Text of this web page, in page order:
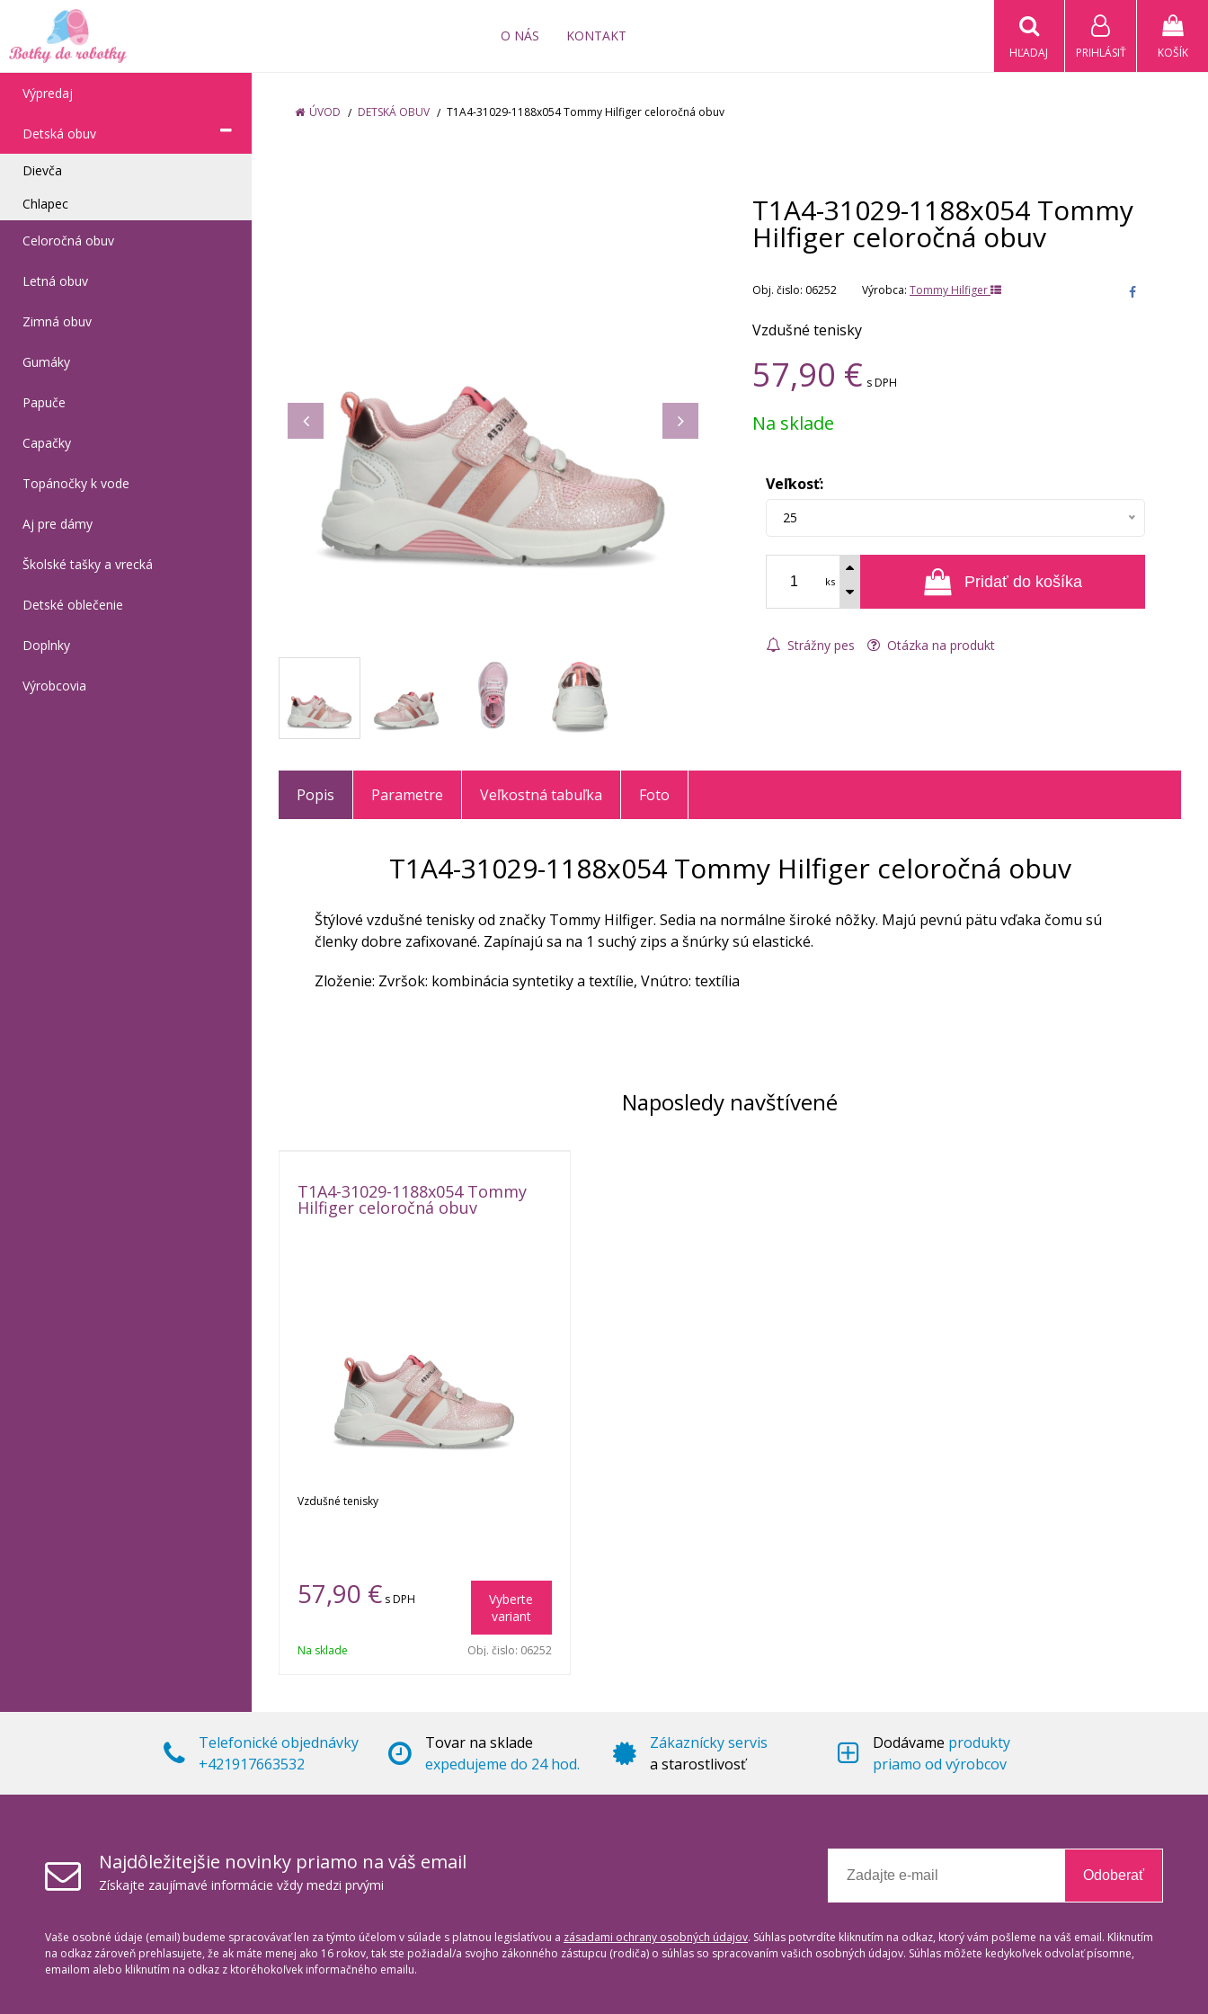
O NÁS KONTAKT
KOŠÍK
PRIHLÁSIŤ
HĽADAJ
Výpredaj
Detská obuv
Dievča
Chlapec
Celoročná obuv
Letná obuv
Zimná obuv
Gumáky
Papuče
Capačky
Topánočky k vode
Aj pre dámy
Školské tašky a vrecká
Detské oblečenie
Doplnky
Výrobcovia
ÚVOD DETSKÁ OBUV T1A4-31029-1188x054 Tommy Hilfiger celoročná obuv
T1A4-31029-1188x054 Tommy
Hilfiger celoročná obuv
Obj. čislo: 06252 Výrobca: Tommy Hilfiger
Vzdušné tenisky
57,90 € s DPH
Na sklade
Veľkosť:
25
ks Pridať do košíka
Strážny pes Otázka na produkt
Popis Parametre Veľkostná tabuľka Foto
T1A4-31029-1188x054 Tommy Hilfiger celoročná obuv
Štýlové vzdušné tenisky od značky Tommy Hilfiger. Sedia na normálne široké nôžky. Majú pevnú pätu vďaka čomu sú
členky dobre zafixované. Zapínajú sa na 1 suchý zips a šnúrky sú elastické.
Zloženie: Zvršok: kombinácia syntetiky a textílie, Vnútro: textília
Naposledy navštívené
T1A4-31029-1188x054 Tommy
Hilfiger celoročná obuv
Vzdušné tenisky
57,90 € s DPH
Vyberte
variant
Na sklade Obj. čislo: 06252
Telefonické objednávky
+421917663532
Tovar na sklade
expedujeme do 24 hod.
Zákaznícky servis
a starostlivosť
Dodávame produkty
priamo od výrobcov
Najdôležitejšie novinky priamo na váš email
Získajte zaujímavé informácie vždy medzi prvými
Odoberať
Vaše osobné údaje (email) budeme spracovávať len za týmto účelom v súlade s platnou legislatívou a zásadami ochrany osobných údajov. Súhlas potvrdíte kliknutím na odkaz, ktorý vám pošleme na váš email. Kliknutím
na odkaz zároveň prehlasujete, že ak máte menej ako 16 rokov, tak ste požiadal/a svojho zákonného zástupcu (rodiča) o súhlas so spracovaním vašich osobných údajov. Súhlas môžete kedykoľvek odvolať písomne,
emailom alebo kliknutím na odkaz z ktoréhokoľvek informačného emailu.